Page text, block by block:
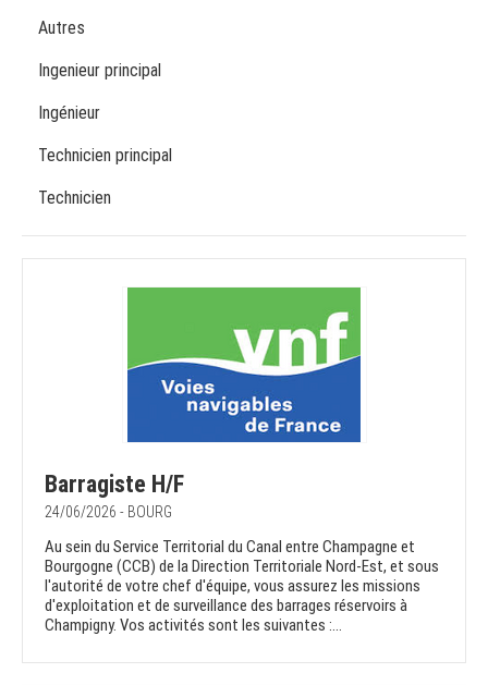
Autres
Ingenieur principal
Ingénieur
Technicien principal
Technicien
Barragiste H/F
24/06/2026 - BOURG
Au sein du Service Territorial du Canal entre Champagne et
Bourgogne (CCB) de la Direction Territoriale Nord-Est, et sous
l'autorité de votre chef d'équipe, vous assurez les missions
d'exploitation et de surveillance des barrages réservoirs à
Champigny. Vos activités sont les suivantes :...